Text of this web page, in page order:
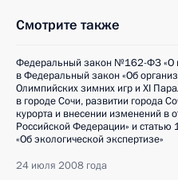
Смотрите также
Федеральный закон №162-ФЗ «О
в Федеральный закон «Об
Олимпийских зимних игр и XI
в городе Сочи, развитии города
курорта и внесении изменений в
Российской Федерации» и
«Об экологической экспертизе»
24 июля 2008 года